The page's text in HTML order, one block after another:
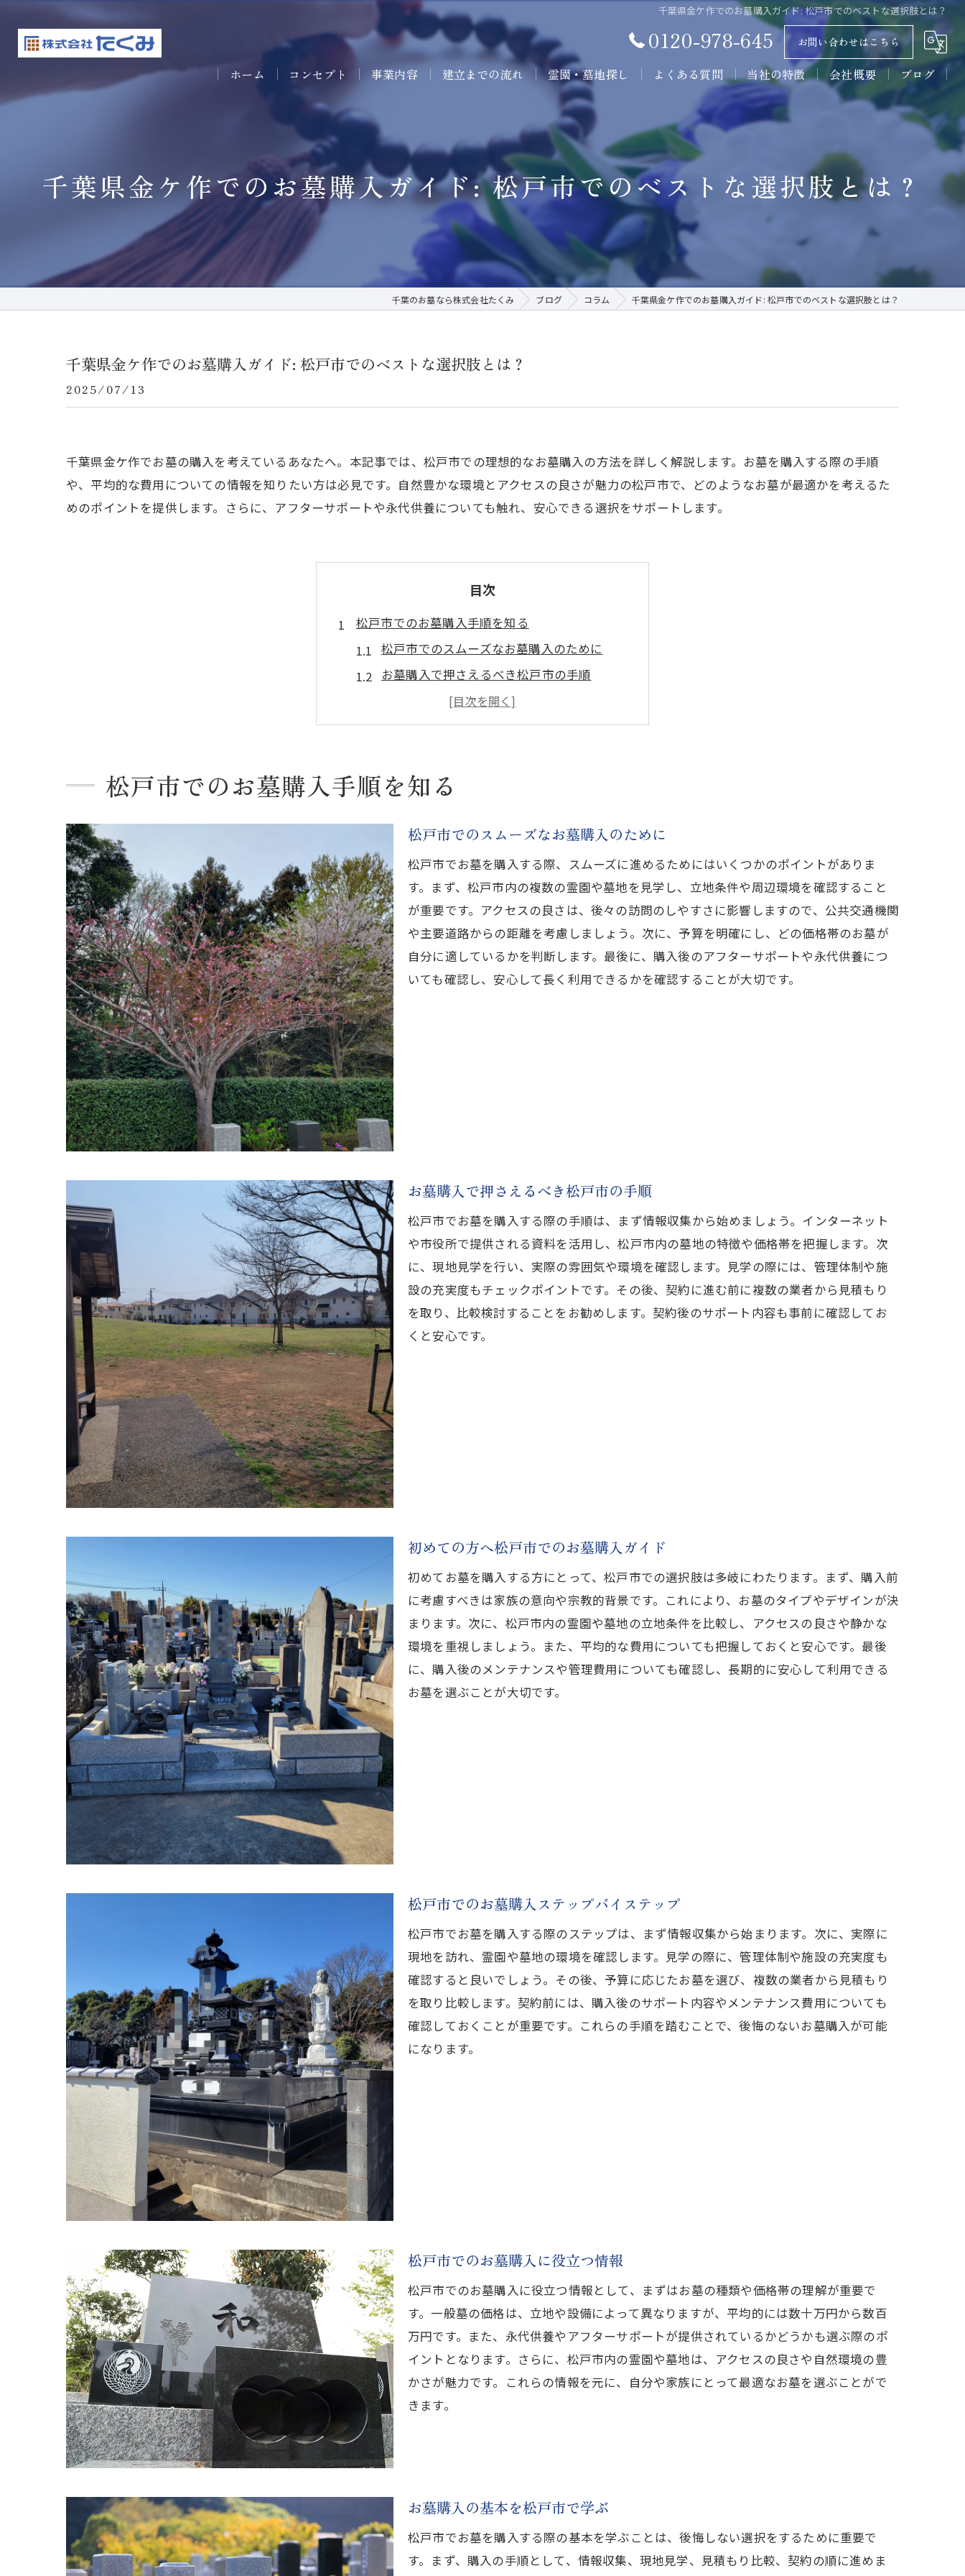
千葉県金ケ作でのお墓購入ガイド: 松戸市でのベストな選択肢とは？
0120-978-645 お問い合わせはこちら
ホーム コンセプト 事業内容 建立までの流れ 霊園・墓地探し よくある質問 当社の特徴
墓石
墓所
施工
会社概要 ブログ
コラム
千葉県金ケ作でのお墓購入ガイド: 松戸市でのベストな選択肢とは？
千葉のお墓なら株式会社たくみ ブログ コラム 千葉県金ケ作でのお墓購入ガイド: 松戸市でのベストな選択肢とは？
千葉県金ケ作でのお墓購入ガイド: 松戸市でのベストな選択肢とは？
2025/07/13
千葉県金ケ作でお墓の購入を考えているあなたへ。本記事では、松戸市での理想的なお墓購入の方法を詳しく解説します。お墓を購入する際の手順
や、平均的な費用についての情報を知りたい方は必見です。自然豊かな環境とアクセスの良さが魅力の松戸市で、どのようなお墓が最適かを考えるた
めのポイントを提供します。さらに、アフターサポートや永代供養についても触れ、安心できる選択をサポートします。
目次
松戸市でのお墓購入手順を知る
松戸市でのスムーズなお墓購入のために
お墓購入で押さえるべき松戸市の手順
初めての方へ松戸市でのお墓購入ガイド
松戸市でのお墓購入ステップバイステップ
お墓購入の基本を松戸市で学ぶ
千葉県金ケ作で理想のお墓を選ぶ方法
金ケ作で理想のお墓を見つけるには
あなたに合ったお墓選びのポイント
金ケ作で考える理想の墓地環境
金ケ作での納得のいくお墓選び
理想のお墓を金ケ作で選ぶヒント
金ケ作で後悔しないお墓選び
松戸市でのお墓購入費用ガイド
松戸市のお墓購入費用を知る
お墓購入の費用感を松戸市で確認
松戸市での予算に合ったお墓選び
松戸市のお墓購入に必要な費用は
松戸市での賢い費用設定方法
お墓購入費用は松戸市でいくら？
松戸市で安心できるお墓選びのコツ
松戸市の信頼できるお墓選び方法
松戸市で後悔しないお墓の選び方
安心して選ぶ松戸市のお墓
松戸市での失敗しないお墓選び
選ぶべき松戸市のお墓の特徴
松戸市での永代供養お墓の選び方
松戸市で永代供養を選ぶポイント
永代供養のお墓を松戸市で探す
松戸市での永代供養お墓選びガイド
安心の永代供養を松戸市で見つける
松戸市での永代供養の魅力とは
永代供養の選択肢を松戸市で考える
自然豊かな松戸市での癒しのお墓選び
松戸市の自然を感じるお墓選びの魅力
自然環境に優れた松戸市のお墓特集
松戸市で静かな環境の中でお墓を選ぶ
自然を感じる松戸市でのお墓選び方
松戸市の自然を楽しむお墓選び指南
松戸市でのアフターサポート付きお墓探し
アフターサポートが充実したお墓選び
松戸市で安心のサポート付きお墓探し
アフターサポートのある松戸市のお墓
お墓購入後も安心のサポートを松戸市で
松戸市でのサポート付きお墓の特徴
アフターケアがしっかりした松戸市のお墓
千葉県でのお墓購入を成功させる秘訣
千葉県での成功するお墓購入の秘訣
後悔しない千葉県でのお墓購入法
知っておきたい千葉県のお墓購入ポイント
千葉県での賢いお墓購入のコツ
千葉県での満足できるお墓購入ガイド
成功のための千葉県でのお墓選び
松戸市でのお墓購入手順を知る
松戸市でのスムーズなお墓購入のために
松戸市でお墓を購入する際、スムーズに進めるためにはいくつかのポイントがありま
す。まず、松戸市内の複数の霊園や墓地を見学し、立地条件や周辺環境を確認すること
が重要です。アクセスの良さは、後々の訪問のしやすさに影響しますので、公共交通機関
や主要道路からの距離を考慮しましょう。次に、予算を明確にし、どの価格帯のお墓が
自分に適しているかを判断します。最後に、購入後のアフターサポートや永代供養につ
いても確認し、安心して長く利用できるかを確認することが大切です。
お墓購入で押さえるべき松戸市の手順
松戸市でお墓を購入する際の手順は、まず情報収集から始めましょう。インターネット
や市役所で提供される資料を活用し、松戸市内の墓地の特徴や価格帯を把握します。次
に、現地見学を行い、実際の雰囲気や環境を確認します。見学の際には、管理体制や施
設の充実度もチェックポイントです。その後、契約に進む前に複数の業者から見積もり
を取り、比較検討することをお勧めします。契約後のサポート内容も事前に確認してお
くと安心です。
初めての方へ松戸市でのお墓購入ガイド
初めてお墓を購入する方にとって、松戸市での選択肢は多岐にわたります。まず、購入前
に考慮すべきは家族の意向や宗教的背景です。これにより、お墓のタイプやデザインが決
まります。次に、松戸市内の霊園や墓地の立地条件を比較し、アクセスの良さや静かな
環境を重視しましょう。また、平均的な費用についても把握しておくと安心です。最後
に、購入後のメンテナンスや管理費用についても確認し、長期的に安心して利用できる
お墓を選ぶことが大切です。
松戸市でのお墓購入ステップバイステップ
松戸市でお墓を購入する際のステップは、まず情報収集から始まります。次に、実際に
現地を訪れ、霊園や墓地の環境を確認します。見学の際に、管理体制や施設の充実度も
確認すると良いでしょう。その後、予算に応じたお墓を選び、複数の業者から見積もり
を取り比較します。契約前には、購入後のサポート内容やメンテナンス費用についても
確認しておくことが重要です。これらの手順を踏むことで、後悔のないお墓購入が可能
になります。
松戸市でのお墓購入に役立つ情報
松戸市でのお墓購入に役立つ情報として、まずはお墓の種類や価格帯の理解が重要で
す。一般墓の価格は、立地や設備によって異なりますが、平均的には数十万円から数百
万円です。また、永代供養やアフターサポートが提供されているかどうかも選ぶ際のポ
イントとなります。さらに、松戸市内の霊園や墓地は、アクセスの良さや自然環境の豊
かさが魅力です。これらの情報を元に、自分や家族にとって最適なお墓を選ぶことがで
きます。
お墓購入の基本を松戸市で学ぶ
松戸市でお墓を購入する際の基本を学ぶことは、後悔しない選択をするために重要で
す。まず、購入の手順として、情報収集、現地見学、見積もり比較、契約の順に進めま